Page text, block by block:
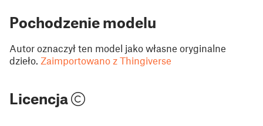
Pochodzenie modelu
Autor oznaczył ten model jako własne oryginalne
dzieło. Zaimportowano z Thingiverse
Licencja